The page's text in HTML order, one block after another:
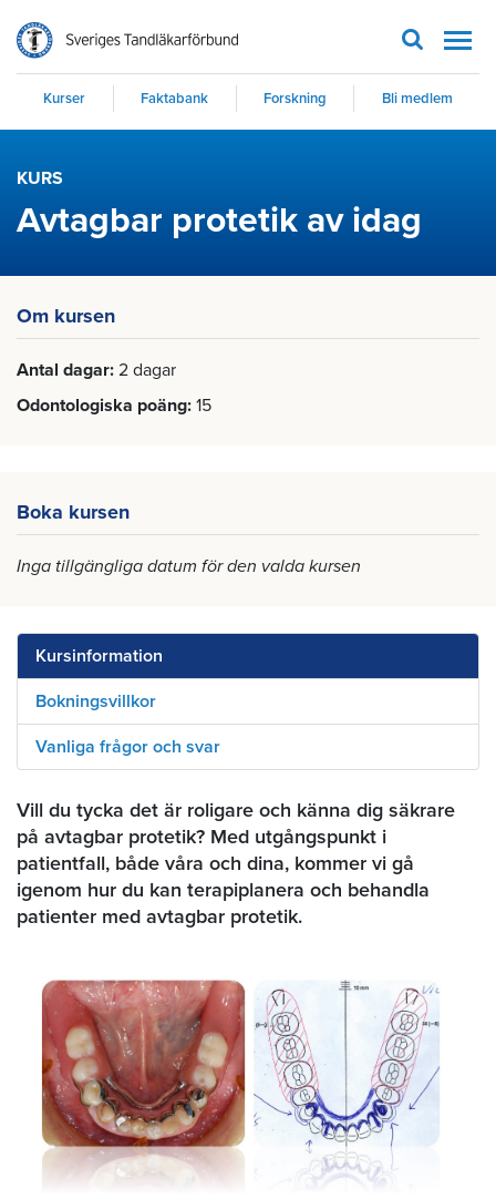
Kurser Faktabank Forskning Bli medlem
KURS
Avtagbar protetik av idag
Om kursen
Antal dagar 2 dagar
Odontologiska poäng 15
Boka kursen
Inga tillgängliga datum för den valda kursen
Kursinformation
Bokningsvillkor
Vanliga frågor och svar
Vill du tycka det är roligare och känna dig säkrare
på avtagbar protetik? Med utgångspunkt i
patientfall, både våra och dina, kommer vi gå
igenom hur du kan terapiplanera och behandla
patienter med avtagbar protetik.